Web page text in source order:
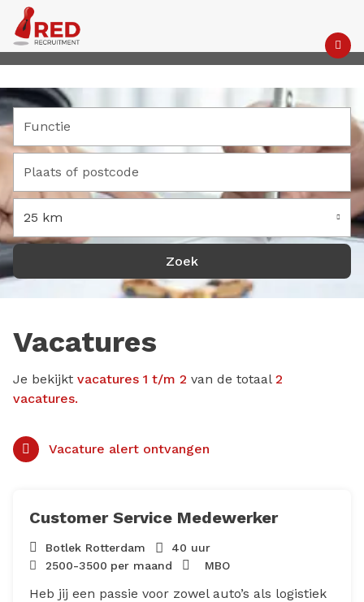
25 km
Vacatures
Je bekijkt vacatures 1 t/m 2 van de totaal 2
vacatures.
Vacature alert ontvangen
Customer Service Medewerker
Botlek Rotterdam
40 uur
2500-3500 per maand MBO
Heb jij een passie voor zowel auto’s als logistiek